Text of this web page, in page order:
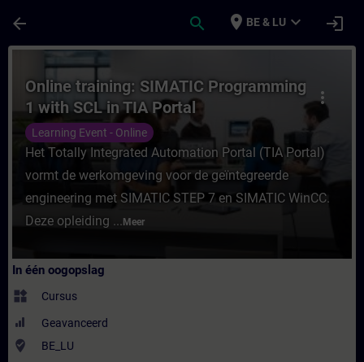
arrow_back search place BE & LU expand_more login
Cursus - Online training: SIMATIC
more_vert
Online training: SIMATIC Programming
1 with SCL in TIA Portal
Learning Event - Online
Het Totally Integrated Automation Portal (TIA Portal)
vormt de werkomgeving voor de geïntegreerde
engineering met SIMATIC STEP 7 en SIMATIC WinCC.
Deze opleiding ... Meer
In één oogopslag
widgets Cursus
Geavanceerd
where_to_vote BE_LU